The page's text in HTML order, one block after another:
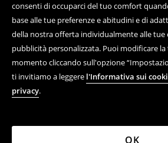
consenti di occuparci del tuo comfort
base alle tue preferenze e abitudini e di
della nostra offerta individualmente alle tue
pubblicità personalizzata. Puoi modificare
momento cliccando sull'opzione
ti invitiamo a leggere l'Informativa sui
privacy.
OK